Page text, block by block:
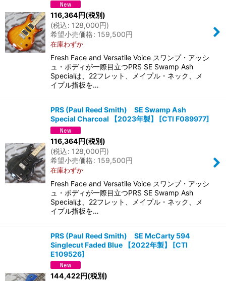
116,364円(税別)
(税込: 128,000円)
希望小売価格: 159,500円
在庫わずか
Fresh Face and Versatile Voice スワンプ・アッシ
ュ・ボディが一際目立つPRS SE Swamp Ash
Specialは、22フレット、メイプル・ネック、メ
イプル指板を…
PRS (Paul Reed Smith) SE Swamp Ash
Special Charcoal 【2023年製】
[CTI F089977]
116,364円(税別)
(税込: 128,000円)
希望小売価格: 159,500円
在庫わずか
Fresh Face and Versatile Voice スワンプ・アッシ
ュ・ボディが一際目立つPRS SE Swamp Ash
Specialは、22フレット、メイプル・ネック、メ
イプル指板を…
PRS (Paul Reed Smith) SE McCarty 594
Singlecut Faded Blue 【2022年製】
[CTI
E109526]
144,422円(税別)